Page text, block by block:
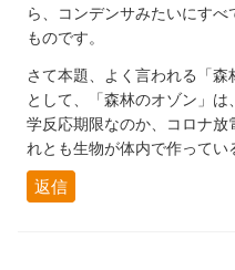
ら、コンデンサみたいにす
ものです。
さて本題、よく言われる「
として、「森林のオゾン」
学反応期限なのか、コロナ
れとも生物が体内で作ってい
返信